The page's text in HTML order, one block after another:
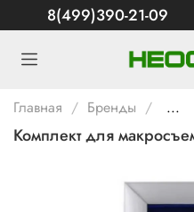
8(499)390-21-09
Главная Бренды ...
Комплект для